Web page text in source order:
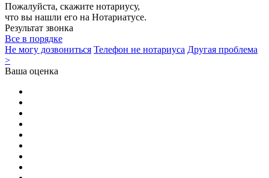
Пожалуйста, скажите нотариусу,
что вы нашли его на Нотариатусе.
Результат звонка
Все в порядке
Не могу дозвониться Телефон не нотариуса Другая проблема
>
Ваша оценка